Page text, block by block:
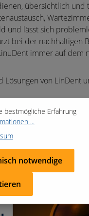
übersichtlich
und lässt sich
bei der
immer auf dem
von LinDent
bestmögliche Erfahrung
...
notwendige